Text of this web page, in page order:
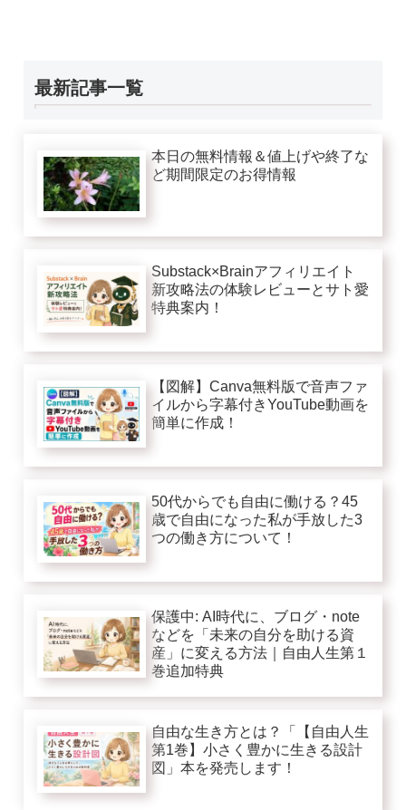
最新記事一覧
本日の無料情報＆値上げや終了な
ど期間限定のお得情報
Substack×Brainアフィリエイト
新攻略法の体験レビューとサト愛
特典案内！
【図解】Canva無料版で音声ファ
イルから字幕付きYouTube動画を
簡単に作成！
50代からでも自由に働ける？45
歳で自由になった私が手放した3
つの働き方について！
保護中: AI時代に、ブログ・note
などを「未来の自分を助ける資
産」に変える方法｜自由人生第１
巻追加特典
自由な生き方とは？「【自由人生
第1巻】小さく豊かに生きる設計
図」本を発売します！